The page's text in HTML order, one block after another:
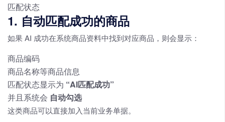
匹配状态
1. 自动匹配成功的商品
如果 AI 成功在系统商品资料中找到对应商品，则会显示：
商品编码
商品名称等商品信息
匹配状态显示为 “AI匹配成功”
并且系统会 自动勾选
这类商品可以直接加入当前业务单据。